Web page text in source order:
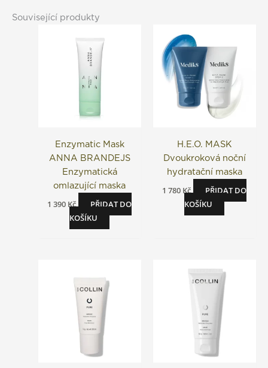
Související produkty
Enzymatic Mask
ANNA BRANDEJS
Enzymatická
omlazující maska
1 390 Kč
PŘIDAT DO
KOŠÍKU
H.E.O. MASK
Dvoukroková noční
hydratační maska
1 780 Kč
PŘIDAT DO
KOŠÍKU